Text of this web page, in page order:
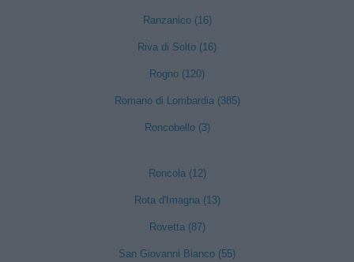
Ranzanico (16)
Riva di Solto (16)
Rogno (120)
Romano di Lombardia (385)
Roncobello (3)
Roncola (12)
Rota d'Imagna (13)
Rovetta (87)
San Giovanni Bianco (55)